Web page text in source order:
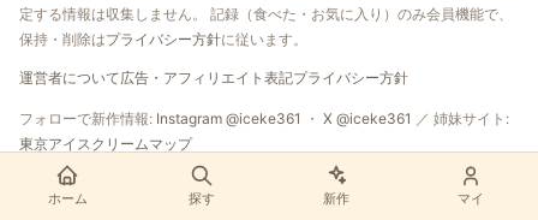
定する情報は収集しません。 記録（食べた・お気に入り）のみ会員機能で、
保持・削除はプライバシー方針に従います。
運営者について広告・アフィリエイト表記プライバシー方針
フォローで新作情報: Instagram @iceke361 （新しいタブで開く）
・ X @iceke361 （新しいタブで開
／ 姉妹サイト:
東京アイスクリームマップ（新しいタブで開く）
ホーム 探す 新作 マイ